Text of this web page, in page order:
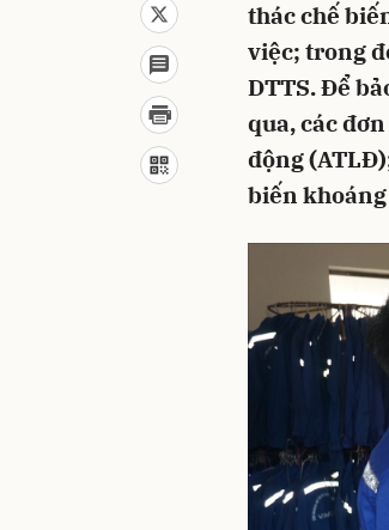
thác chế
việc; trong
DTTS. Để
qua, các
động
biến